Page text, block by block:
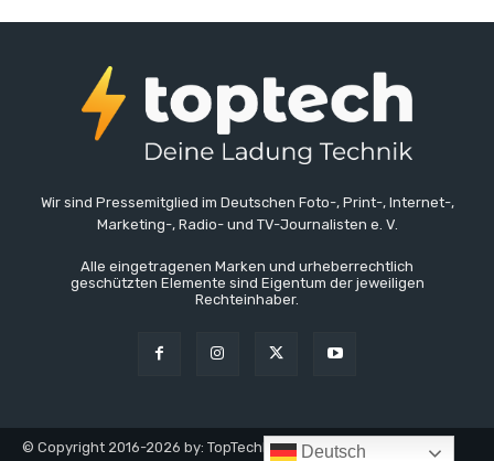
Wir sind Pressemitglied im Deutschen Foto-, Print-, Internet-,
Marketing-, Radio- und TV-Journalisten e. V.
Alle eingetragenen Marken und urheberrechtlich
geschützten Elemente sind Eigentum der jeweiligen
Rechteinhaber.
© Copyright 2016-2026 by: TopTechNews.de - TopTech
Deutsch